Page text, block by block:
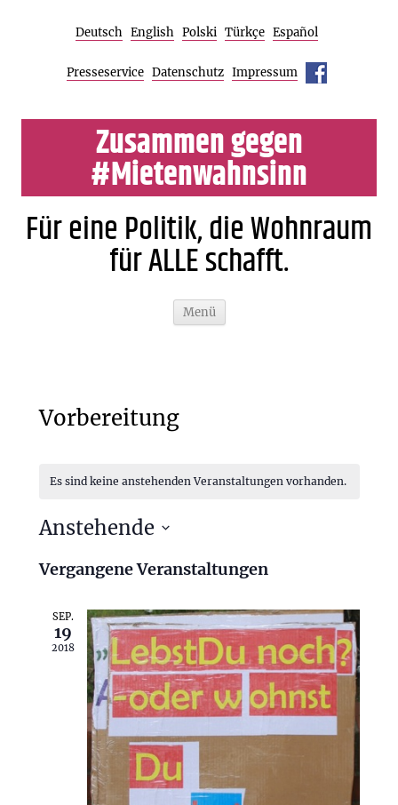
Deutsch English Polski Türkçe Español
Presseservice Datenschutz Impressum
Zusammen gegen
#Mietenwahnsinn
Für eine Politik, die Wohnraum
für ALLE schafft.
Menü
Vorbereitung
Es sind keine anstehenden Veranstaltungen vorhanden.
Ansichten-
Veranstaltung
Navigation
Anstehende
wählen.
Vergangene Veranstaltungen
SEP.
19
2018